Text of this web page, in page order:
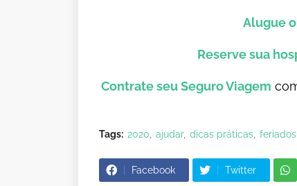
Alugue
Reserve sua
Contrate seu Seguro Viagem
Tags: 2020 ajudar dicas práticas
Facebook Twitter